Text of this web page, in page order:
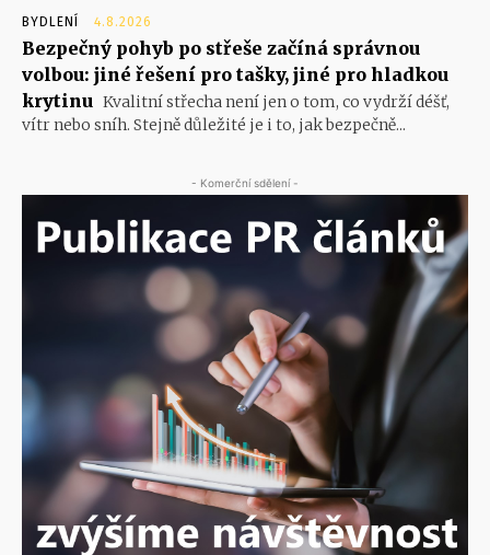
BYDLENÍ 4.8.2026
Bezpečný pohyb po střeše začíná správnou
volbou: jiné řešení pro tašky, jiné pro hladkou
krytinu Kvalitní střecha není jen o tom, co vydrží déšť,
vítr nebo sníh. Stejně důležité je i to, jak bezpečně...
- Komerční sdělení -